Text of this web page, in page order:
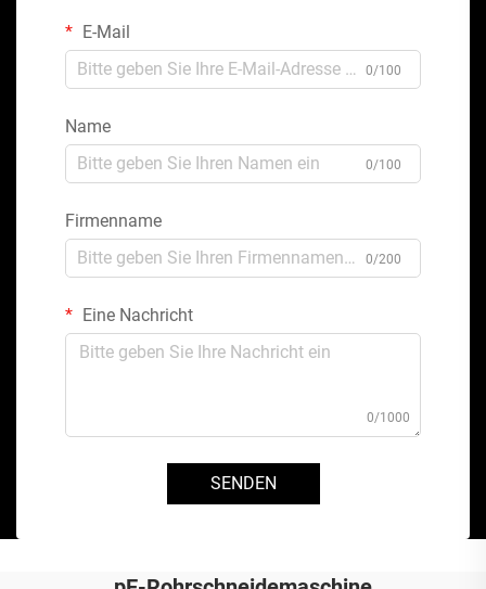
E-Mail
0/100
Name
0/100
Firmenname
0/200
Eine Nachricht
0/1000
SENDEN